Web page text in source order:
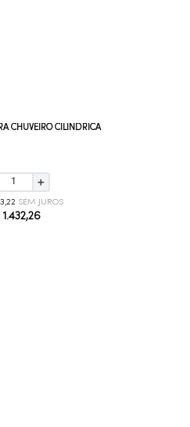
CHUVEIRO CILÍNDRICA
＋
,22
1 .432,26